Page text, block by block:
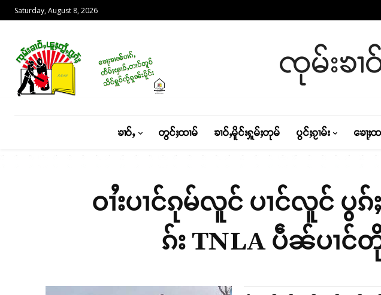
Saturday, August 8, 2026
ၸုမ်းၶၢ
ၶၢဝ်ႇ တွင်ႈထၢမ် ၶၢဝ်ႇမိူင်းႁူမ်ႈတုမ် ပွင်ႈၵႂၢမ်း ၶေႃႈ
ဝၢႆးပၢင်ၵုမ်လူင် ပၢင်လူင် ပွ
ၵ်း TNLA ပဵၼ်ပၢင်